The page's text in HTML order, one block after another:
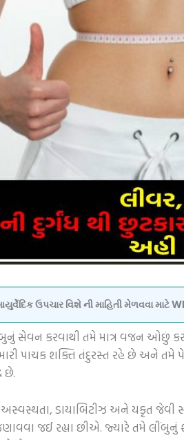
ઉપચાર વિશે ની માહિતી મેળવવા માટે
સેવન કરવાથી તમે માત્ર વજન ઓછું
પાચક શક્તિ તંદુરસ્ત રહે છે અને તમે
છે.
ડાયાબિટીઝ અને યકૃત
જઈ રહ્યા છીએ. જ્યારે તમે